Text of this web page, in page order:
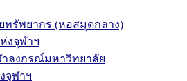
ทรัพยากร (หอสมุดกลาง)
งจุฬาฯ
ลงกรณ์มหาวิทยาลัย
จุฬาฯ